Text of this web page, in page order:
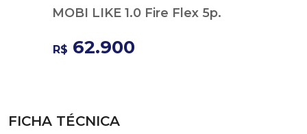
MOBI LIKE 1.0 Fire Flex 5p.
R$ 62.900
FICHA TÉCNICA